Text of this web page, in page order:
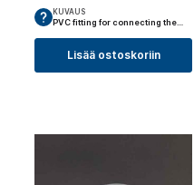
KUVAUS
PVC fitting for connecting the…
Lisää ostoskoriin